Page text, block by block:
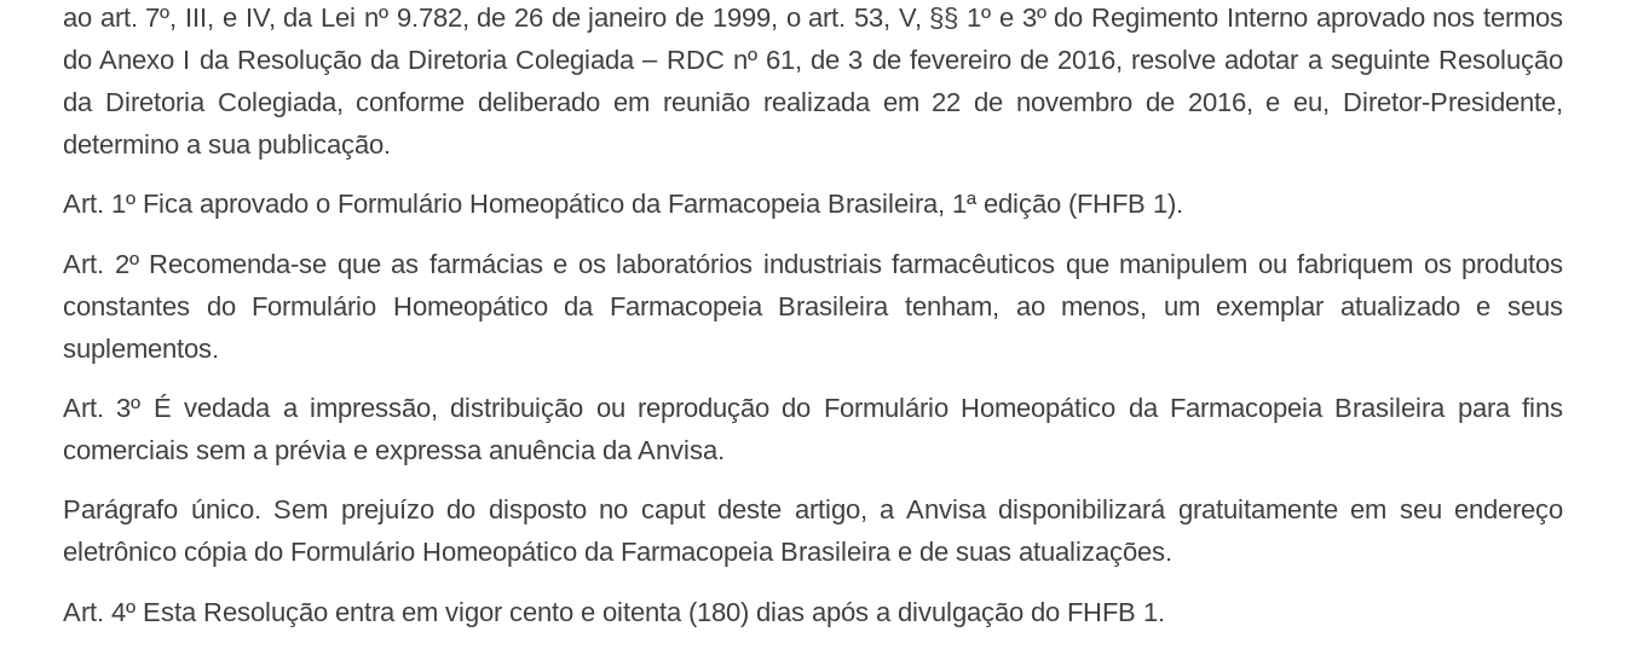
ao art. 7º, III, e IV, da Lei nº 9.782, de 26 de janeiro de 1999, o art. 53, V, §§ 1º e 3º do Regimento Interno aprovado nos termos
do Anexo I da Resolução da Diretoria Colegiada – RDC nº 61, de 3 de fevereiro de 2016, resolve adotar a seguinte Resolução
da Diretoria Colegiada, conforme deliberado em reunião realizada em 22 de novembro de 2016, e eu, Diretor-Presidente,
determino a sua publicação.
Art. 1º Fica aprovado o Formulário Homeopático da Farmacopeia Brasileira, 1ª edição (FHFB 1).
Art. 2º Recomenda-se que as farmácias e os laboratórios industriais farmacêuticos que manipulem ou fabriquem os produtos
constantes do Formulário Homeopático da Farmacopeia Brasileira tenham, ao menos, um exemplar atualizado e seus
suplementos.
Art. 3º É vedada a impressão, distribuição ou reprodução do Formulário Homeopático da Farmacopeia Brasileira para fins
comerciais sem a prévia e expressa anuência da Anvisa.
Parágrafo único. Sem prejuízo do disposto no caput deste artigo, a Anvisa disponibilizará gratuitamente em seu endereço
eletrônico cópia do Formulário Homeopático da Farmacopeia Brasileira e de suas atualizações.
Art. 4º Esta Resolução entra em vigor cento e oitenta (180) dias após a divulgação do FHFB 1.